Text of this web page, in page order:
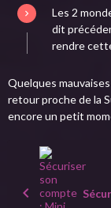
Les 2
dit
rendre
Quelques
retour proche de la
encore un petit